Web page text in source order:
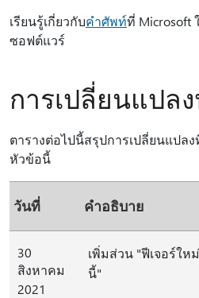
เรียนรู้เกี่ยวกับคำศัพท์ที่ Microsoft
ซอฟต์แวร์
การเปลี่ยนแปล
ตารางต่อไปนี้สรุปการเปลี่ยนแปล
หัวข้อนี้
วันที่ คำอธิบาย
30
สิงหาคม
2021
เพิ่มส่วน "ฟีเจอร์ให
นี้"